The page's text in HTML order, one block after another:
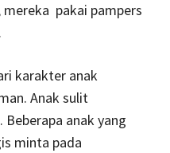
mereka pakai pampers
karakter anak
Anak sulit
anak yang
minta pada